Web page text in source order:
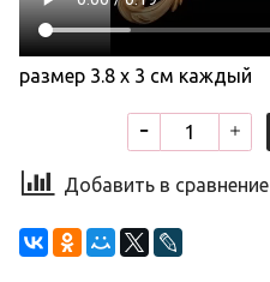
размер 3.8 х 3 см каждый
Добавить в сравнение